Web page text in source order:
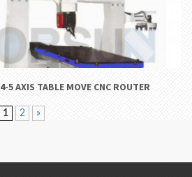
5 AXIS TABLE MOVE CNC ROUTER
1 2 »